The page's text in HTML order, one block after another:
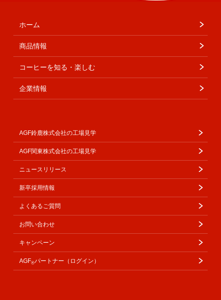
ホーム
商品情報
コーヒーを知る・楽しむ
企業情報
AGF鈴鹿株式会社の工場見学
AGF関東株式会社の工場見学
ニュースリリース
新卒採用情報
よくあるご質問
お問い合わせ
キャンペーン
AGF®パートナー（ログイン）